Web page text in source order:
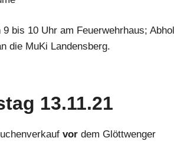
bis 10 Uhr am Feuerwehrhaus;
die MuKi Landensberg.
13.11.21
vor dem Glöttwenger